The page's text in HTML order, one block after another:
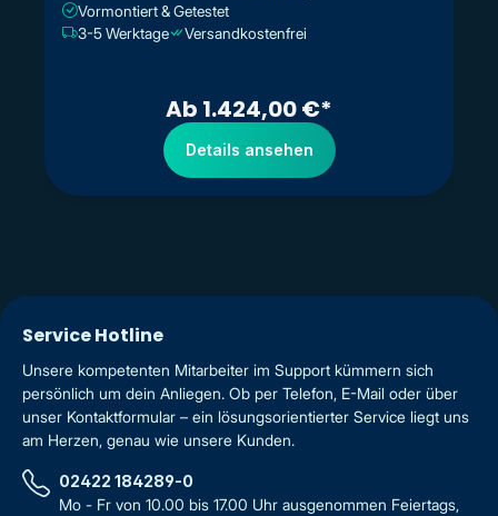
Vormontiert & Getestet
3-5 Werktage
Versandkostenfrei
Ab 1.424,00 €*
Details ansehen
Service Hotline
Unsere kompetenten Mitarbeiter im Support kümmern sich
persönlich um dein Anliegen. Ob per Telefon, E-Mail oder über
unser Kontaktformular – ein lösungsorientierter Service liegt uns
am Herzen, genau wie unsere Kunden.
02422 184289-0
Mo - Fr von 10.00 bis 17.00 Uhr ausgenommen Feiertags,